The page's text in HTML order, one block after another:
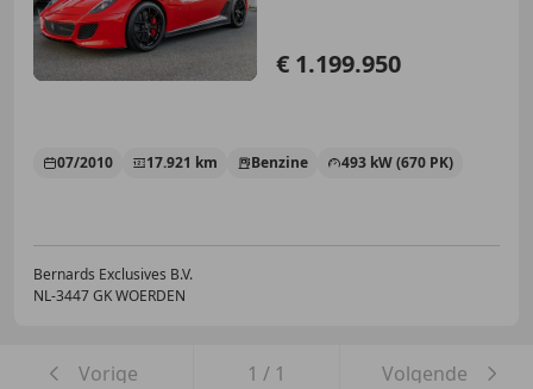
€ 1.199.950
07/2010 17.921 km Benzine 493 kW (670 PK)
Bernards Exclusives B.V.
NL-3447 GK WOERDEN
Vorige 1 / 1 Volgende